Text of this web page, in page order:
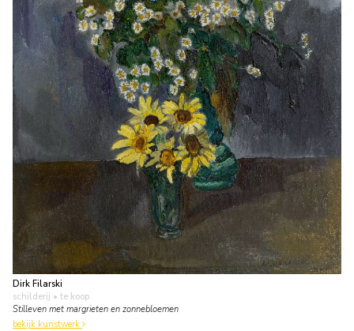
Dirk Filarski
schilderij • te koop
Stilleven met margrieten en zonnebloemen
bekijk kunstwerk